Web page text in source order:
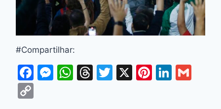
#Compartilhar:
F
M W T
T
X
Pi Li